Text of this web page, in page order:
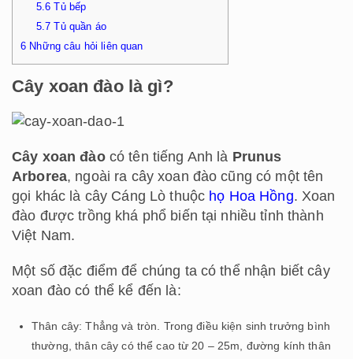
5.6 Tủ bếp
5.7 Tủ quần áo
6 Những câu hỏi liên quan
Cây xoan đào là gì?
Cây xoan đàocó tên tiếng Anh là Prunus
Arborea, ngoài ra cây xoan đào cũng có một tên
gọi khác là cây Cáng Lò thuộc họ Hoa Hồng. Xoan
đào được trồng khá phổ biến tại nhiều tỉnh thành
Việt Nam.
Một số đặc điểm để chúng ta có thể nhận biết cây
xoan đào có thể kể đến là:
Thân cây: Thẳng và tròn. Trong điều kiện sinh trưởng bình
thường, thân cây có thể cao từ 20 – 25m, đường kính thân